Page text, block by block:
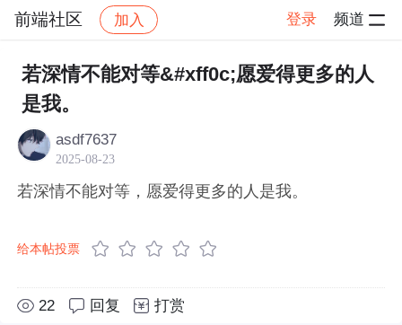
前端社区 加入 登录 频道
社区 前端社区 感慨 帖子详情
若深情不能对等&#xff0c;愿爱得更多的人
是我。
asdf7637
2025-08-23
若深情不能对等，愿爱得更多的人是我。
给本帖投票
22 回复 打赏